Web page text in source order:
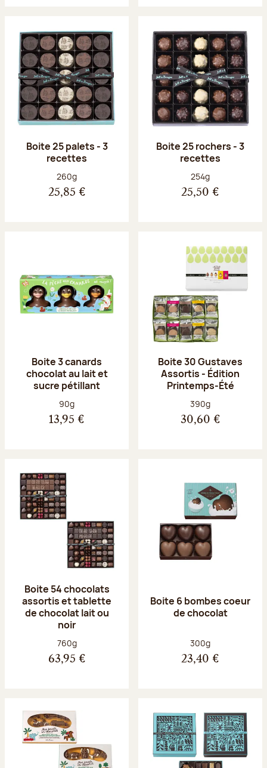
Boite 25 palets - 3
recettes
Poids net :
260g
25,85 €
Boite 25 rochers - 3
recettes
Poids net :
254g
25,50 €
Boite 3 canards
chocolat au lait et
sucre pétillant
Poids net :
90g
13,95 €
Boite 30 Gustaves
Assortis - Édition
Printemps-Été
Poids net :
390g
30,60 €
Boite 54 chocolats
assortis et tablette
de chocolat lait ou
noir
Poids net :
760g
63,95 €
Boite 6 bombes coeur
de chocolat
Poids net :
300g
23,40 €